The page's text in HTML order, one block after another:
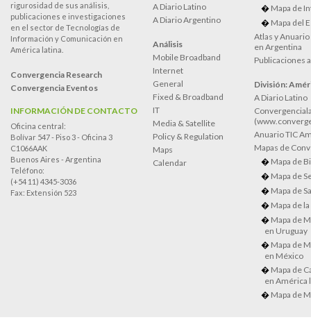
rigurosidad de sus análisis,
publicaciones e investigaciones
en el sector de Tecnologías de
Información y Comunicación en
América latina.
Convergencia Research
Convergencia Eventos
INFORMACIÓN DE CONTACTO
Oficina central:
Bolívar 547 - Piso 3 - Oficina 3
C1066AAK
Buenos Aires - Argentina
Teléfono:
(+54 11) 4345-3036
Fax: Extensión 523
A Diario Latino
A Diario Argentino
Análisis
Mobile Broadband
Internet
General
Fixed & Broadband
IT
Media & Satellite
Policy & Regulation
Maps
Calendar
Mapa de
Mapa del
Atlas y
en Argentina
Publicaciones
División:
A Diario Latino
Anuario TIC
Mapas de
Mapa de
Mapa de
Mapa de
Mapa de
Mapa de
en Uruguay
Mapa de
en México
Mapa de
en América
Mapa de